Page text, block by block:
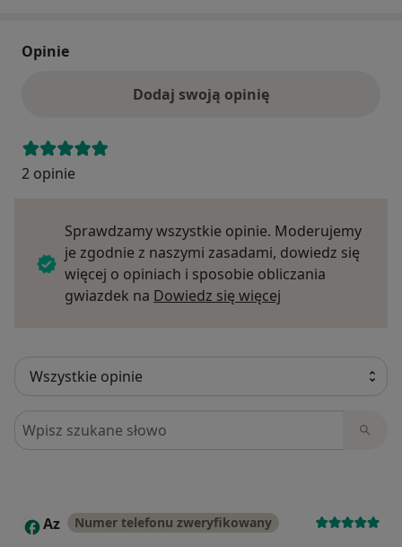
Opinie
Dodaj swoją opinię
2 opinie
Sprawdzamy wszystkie opinie. Moderujemy
je zgodnie z naszymi zasadami, dowiedz się
więcej o opiniach i sposobie obliczania
gwiazdek na Dowiedz się więcej
Szukaj w opiniach
A Az Numer telefonu zweryfikowany